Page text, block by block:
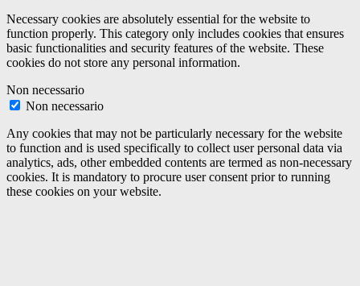
Necessary cookies are absolutely essential for the website to
function properly. This category only includes cookies that ensures
basic functionalities and security features of the website. These
cookies do not store any personal information.
Non necessario
Non necessario
Any cookies that may not be particularly necessary for the website
to function and is used specifically to collect user personal data via
analytics, ads, other embedded contents are termed as non-necessary
cookies. It is mandatory to procure user consent prior to running
these cookies on your website.